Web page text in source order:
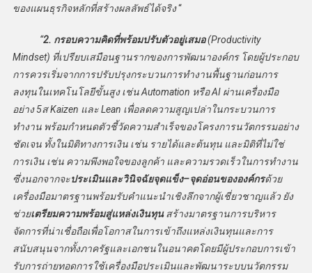
ของแผนธุรกิจหลักที่สร้างผลลัพธ์ได้จริง“
“2. กรอบความคิดที่พร้อมปรับตัวอยู่เสมอ(Productivity
Mindset) ที่เปรียบเสมือนฐานรากของการพัฒนาองค์กร โดยผู้ประกอบ
การควรเริ่มจากการปรับปรุงกระบวนการทำงานพื้นฐานก่อนการ
ลงทุนในเทคโนโลยีขั้นสูง เช่น Automation หรือ AI ผ่านเครื่องมือ
อย่าง 5ส Kaizen และ Lean เพื่อลดความสูญเปล่าในกระบวนการ
ทำงาน พร้อมกำหนดตัวชี้วัดความสำเร็จของโครงการนวัตกรรมอย่าง
ชัดเจน ทั้งในมิติทางการเงิน เช่น รายได้และต้นทุน และมิติที่ไม่ใช่
การเงิน เช่น ความพึงพอใจของลูกค้า และความรวดเร็วในการทำงาน
ซึ่งนอกจากจะประเมินและวินิจฉัยจุดแข็ง–จุดอ่อนขององค์กรด้วย
เครื่องมือมาตรฐานพร้อมรับคำแนะนำเชิงลึกจากผู้เชี่ยวชาญแล้ว ยัง
ช่วยเตรียมความพร้อมสู่แหล่งเงินทุนสร้างมาตรฐานการบริหาร
จัดการที่น่าเชื่อถือเพื่อโอกาสในการเข้าถึงแหล่งเงินทุนและการ
สนับสนุนจากทั้งภาครัฐและเอกชนในอนาคตโดยมีผู้ประกอบการเข้า
รับการถ่ายทอดการใช้เครื่องมือประเมินและพัฒนาระบบนวัตกรรม